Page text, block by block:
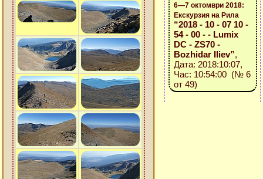
6—7 октомври 2018:
Екскурзия на Рила
“2018 - 10 - 07 10 -
54 - 00 - - Lumix
DC - ZS70 -
Bozhidar Iliev”,
Дата: 2018:10:07,
Час: 10:54:00 (№ 6
от 49)